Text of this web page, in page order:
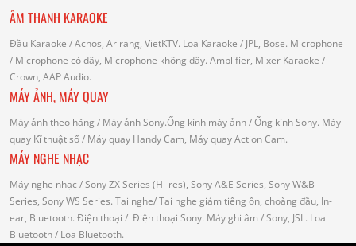
ÂM THANH KARAOKE
Đầu Karaoke / Acnos, Arirang, VietKTV. Loa Karaoke / JPL, Bose. Microphone
/ Microphone có dây, Microphone không dây. Amplifier, Mixer Karaoke /
Crown, AAP Audio.
MÁY ẢNH, MÁY QUAY
Máy ảnh theo hãng / Máy ảnh Sony.Ống kính máy ảnh / Ống kính Sony. Máy
quay Kĩ thuật số/ Máy quay Handy Cam, Máy quay Action Cam.
MÁY NGHE NHẠC
Máy nghe nhạc / Sony ZX Series (Hi-res), Sony A&E Series, Sony W&B
Series, Sony WS Series. Tai nghe/ Tai nghe giảm tiếng ồn, choàng đầu, In-
ear, Bluetooth. Điện thoại / Điện thoại Sony. Máy ghi âm / Sony, JSL. Loa
Bluetooth/ Loa Bluetooth.